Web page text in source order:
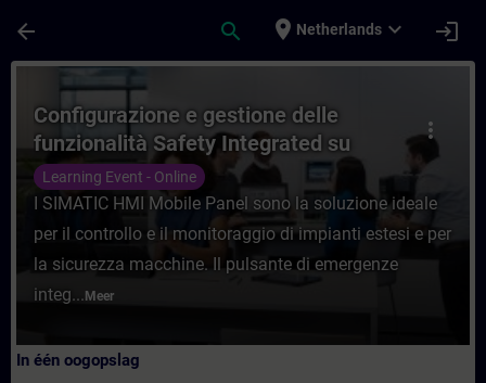
arrow_back search place Netherlands expand_more login
Cursus - Configurazione e gestione
more_vert
Configurazione e gestione delle
funzionalità Safety Integrated su
SIMATIC HMI Mobile Panel 2nd
Generation
Learning Event - Online
I SIMATIC HMI Mobile Panel sono la soluzione ideale
per il controllo e il monitoraggio di impianti estesi e per
la sicurezza macchine. Il pulsante di emergenze
integ... Meer
In één oogopslag